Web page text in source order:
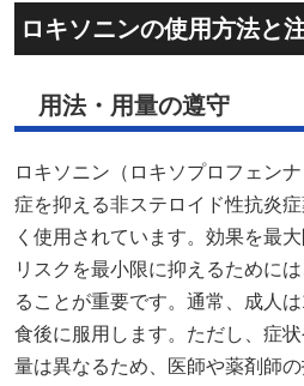
ロキソニンの使用方法と
用法・用量の遵守
ロキソニン（ロキソプロフェン
症を抑える非ステロイド性抗炎
く使用されています。​効果を最
リスクを最小限に抑えるために
ることが重要です。​通常、成人
食後に服用します。​ただし、症
量は異なるため、医師や薬剤師